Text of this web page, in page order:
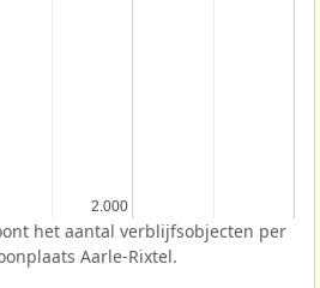
2.000
2.000
het aantal verblijfsobjecten per
Aarle-Rixtel.